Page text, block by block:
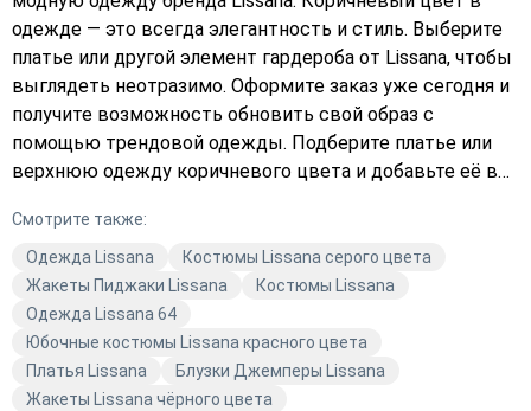
одежде — это всегда элегантность и стиль. Выберите
платье или другой элемент гардероба от Lissana, чтобы
выглядеть неотразимо. Оформите заказ уже сегодня и
получите возможность обновить свой образ с
помощью трендовой одежды. Подберите платье или
верхнюю одежду коричневого цвета и добавьте её в
Смотрите также:
Одежда Lissana
Костюмы Lissana серого цвета
Жакеты Пиджаки Lissana
Костюмы Lissana
Одежда Lissana 64
Юбочные костюмы Lissana красного цвета
Платья Lissana
Блузки Джемперы Lissana
Жакеты Lissana чёрного цвета